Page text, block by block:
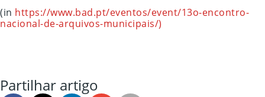
(in https://www.bad.pt/eventos/event/13o-encontro-
nacional-de-arquivos-municipais/)
Partilhar artigo